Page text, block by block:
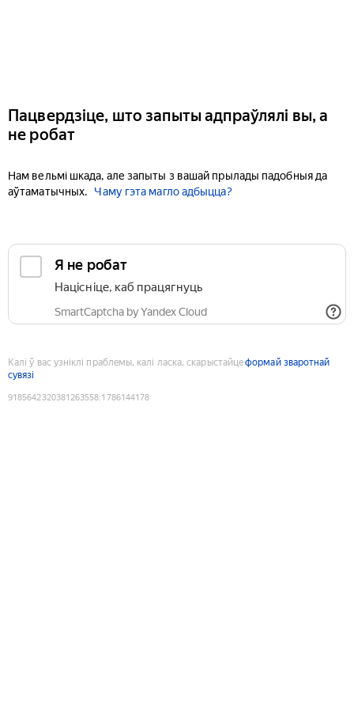
Пацвердзіце, што запыты адпраўлялі вы, а
не робат
Нам вельмі шкада, але запыты з вашай прылады падобныя да
аўтаматычных.
Чаму гэта магло адбыцца?
Я не робат
Націсніце, каб працягнуць
SmartCaptcha by Yandex Cloud
Калі ў вас узніклі праблемы, калі ласка, скарыстайцеформай зваротнай
сувязі
9185642320381263558:1786144178